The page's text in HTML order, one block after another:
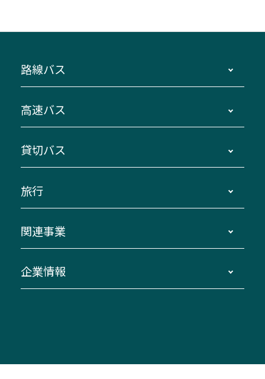
路線バス
主要停留所案内図・時刻表
路線バスのご利用方法
三重交通接近情報バスロケーションシステム
ダイヤ改正情報
迂回・休止について
臨時バスについて
伊勢二見鳥羽周遊バスCANばす
「みえブルーライン」（三重大学病院直通バ
神都ライナー
高速バス
南紀・VISON～横浜・東京・埼玉
伊賀～名古屋
南紀～VISON～名古屋
湯の山温泉～名古屋
桑名・長島温泉・金城ふ頭駅～中部国際空港
（休止中）
お客様駐車場のご案内
貸切バス
貸切バスのご利用について
お問い合わせ
旅行
貸切バス団体旅行
美し国周遊ばす
関連事業
自家用自動車車両運行管理
企業情報